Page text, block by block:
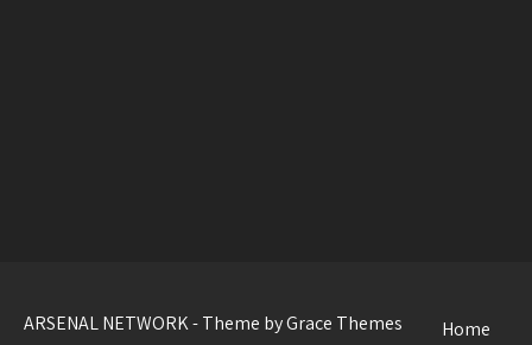
ARSENAL NETWORK - Theme by Grace Themes Home